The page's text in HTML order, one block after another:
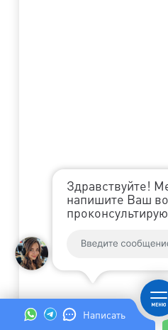
Написать
Здравствуйте!
напишите Ваш